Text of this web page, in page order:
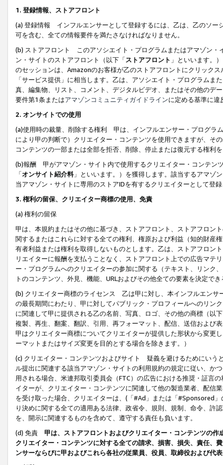
1. 登録情報、ストアフロント
(a) 登録情報 インフルエンサーとして登録するには、乙は、乙のソー
可を含む、全ての情報要件を満たさなければなりません。
(b) ストアフロント このアソシエイト・プログラムまたはアマゾン・
ン・サイトのストアフロント（以下「ストアフロント 」といいます。
のセッションは、Amazonのお客様が乙のストアフロントにクリック
「サービス提供」に相当します。乙は、アソシエイト・プログラム
真、編集物、リスト、コメント、デジタルビデオ、またはその他のデ
要件第1条またはアマゾンコミュニティガイドラインに定める基準に違
2. オンサイトでの使用
(a)使用時の裁量、削除する権利 甲は、インフルエンサー・プログラ
により甲の判断で）クリエイター・コンテンツを使用できますが、そ
コンテンツの一部または全部を拒否、削除、停止または復元する権利
(b)報酬 甲がアマゾン・サイト内で使用するクリエイター・コンテン
「オンサイト紹介料」といいます。）を獲得します。該当するアマゾ
当アマゾン・サイトに専用のストアIDを有するクリエイターとして登
3. 権利の留保、クリエイター商標の使用、免責
(a) 権利の留保
甲は、本規約またはその他に基づき、ストアフロント、ストアフロン
関するまたはこれらに対する全ての権利、権原および利益（知的財産
有者利益または権利を取得しないものとします。乙は、ストアフロン
リエイターに報酬を支払うことなく、ストアフロント上での広告マテ
ー・プログラムへのクリエイターの参加に関する（テキスト、リンク
トのコンテンツ、外見、機能、URLおよびその他全ての要素を決定で
(b) クリエイター商標のライセンス 乙は甲に対し、本インフルエンサ
の最長期間にわたり、甲に対してパブリック・プロフィールへのリン
に関連して甲に提供される乙の名前、写真、ロゴ、その他の商標（以
複製、再生、翻案、翻訳、引用、再フォーマット、配信、送信および
甲はクリエイター商標についてクリエイターが提供した形状から変更
ーマットまたはサイズ変更を目的とする場合を除きます。）
(c) クリエイター・コンテンツおよびサイト 疑義を避けるためにいう
ル提出に関連する該当アマゾン・サイトの利用規約の規定に従い、か
用される場合、米連邦取引委員会（FTC）の広告における推奨・証言
イターが、クリエイター・コンテンツに関連して他の製造業者、配信
を受け取った場合、クリエイターは、(「#Ad」または「#Sponsored
り決めに関する全ての適用ある法律、政省令、規則、規制、命令、許
を、開示に関連するものを含めて、遵守する責任も負います。
(d) 免責 甲は、ストアフロントおよびクリエイター・コンテンツの
クリエイター・コンテンツに対する全ての請求、損害、損失、責任、
ンサーならびに甲およびこれら各社の従業員、役員、取締役および代